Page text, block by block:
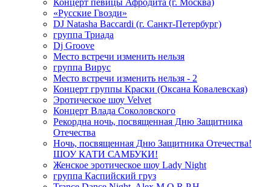
Концерт певицы Афродита (г. Москва)
«Русские Гвозди»
DJ Natasha Baccardi (г. Санкт-Петербург)
группа Триада
Dj Groove
Место встречи изменить нельзя
группа Вирус
Место встречи изменить нельзя - 2
Концерт группы Краски (Оксана Ковалевская)
Эротическое шоу Velvet
Концерт Влада Соколовского
Рекордна ночь, посвященная Дню Защитника
Отечества
Ночь, посвященная Дню Защитника Отечества!
ШОУ КАТИ САМБУКИ!
Женское эротическое шоу Lady Night
группа Каспийский груз